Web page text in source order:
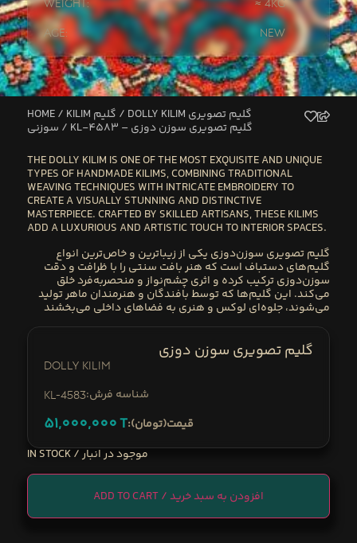
Weight: ≈ 4kg
Age: New
HOME/ KILIM گلیم / DOLLY KILIM گلیم تصویری
سوزنی
/ KL-4583 – گلیم تصویری سوزن دوزی
THEDOLLY KILIM IS ONE OF THE MOST EXQUISITE AND UNIQUE
TYPES OF HANDMADE KILIMS, COMBININGTRADITIONAL
WEAVING TECHNIQUES WITH INTRICATE EMBROIDERYTO
CREATE A VISUALLY STUNNING AND DISTINCTIVE
MASTERPIECE. CRAFTED BYSKILLED ARTISANS, THESE KILIMS
ADD ALUXURIOUS AND ARTISTICTOUCH TO INTERIOR SPACES.
گلیم تصویری سوزن‌دوزی یکی از زیباترین و خاص‌ترین انواع
گلیم‌های دستباف است که هنر بافت سنتی را با ظرافت و دقت
سوزن‌دوزی ترکیب کرده و اثری چشم‌نواز و منحصربه‌فرد خلق
می‌کند. این گلیم‌ها که توسط بافندگان و هنرمندان ماهر تولید
می‌شوند، جلوه‌ای لوکس و هنری به فضاهای داخلی می‌بخشند
گلیم تصویری سوزن دوزی
Dolly Kilim
KL-4583 :شناسه فرش
51,000,000T :قیمت(تومان)
IN STOCK
ADD TO CART